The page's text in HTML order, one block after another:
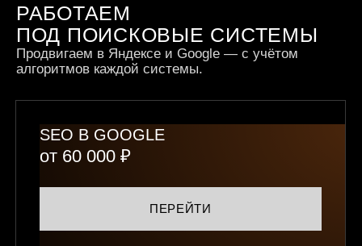
РАБОТАЕМ
ПОД ПОИСКОВЫЕ СИСТЕМЫ
Продвигаем в Яндексе и Google — с учётом
алгоритмов каждой системы.
SEO В GOOGLE
от 60 000 ₽
ПЕРЕЙТИ